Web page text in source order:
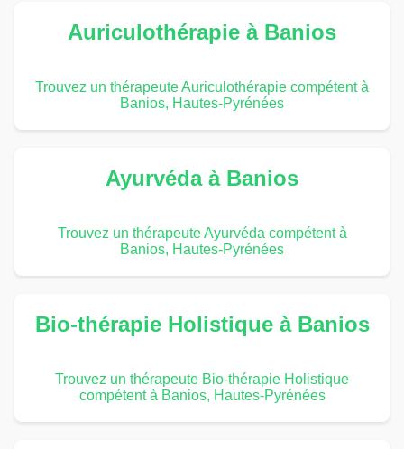
Auriculothérapie à Banios
Trouvez un thérapeute Auriculothérapie compétent à
Banios, Hautes-Pyrénées
Ayurvéda à Banios
Trouvez un thérapeute Ayurvéda compétent à
Banios, Hautes-Pyrénées
Bio-thérapie Holistique à Banios
Trouvez un thérapeute Bio-thérapie Holistique
compétent à Banios, Hautes-Pyrénées